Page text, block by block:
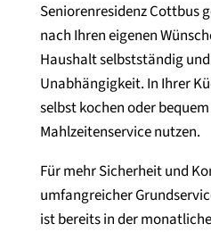
Seniorenresidenz Cottbus
nach Ihren eigenen
Haushalt selbstständig
Unabhängigkeit. In Ihrer
selbst kochen oder
Mahlzeitenservice nutzen.
Für mehr Sicherheit und
umfangreicher
ist bereits in der